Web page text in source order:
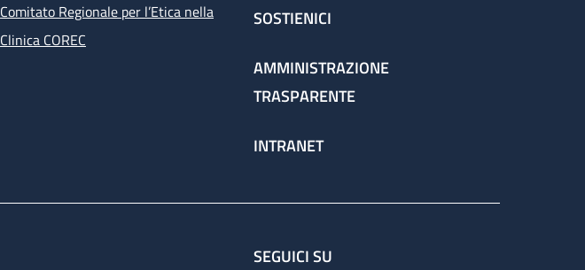
Comitato Regionale per l’Etica nella
Clinica COREC
SOSTIENICI
AMMINISTRAZIONE
TRASPARENTE
INTRANET
SEGUICI SU